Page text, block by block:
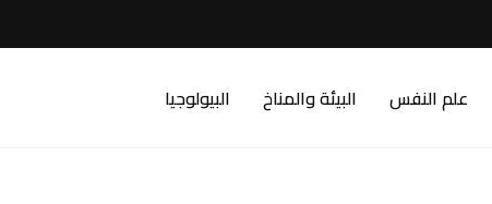
علم النفس البيئة والمناخ البيولوجيا